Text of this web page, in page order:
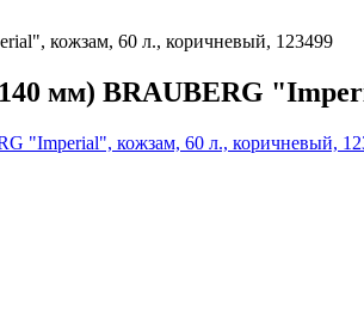
кожзам, 60 л., коричневый, 123499
мм) BRAUBERG